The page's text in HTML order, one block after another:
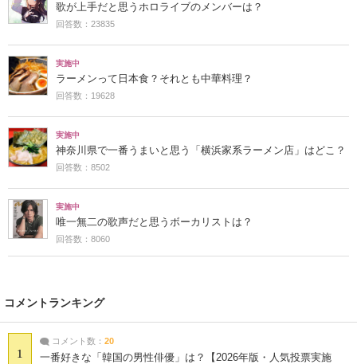
歌が上手だと思うホロライブのメンバーは？
回答数：23835
実施中
ラーメンって日本食？それとも中華料理？
回答数：19628
実施中
神奈川県で一番うまいと思う「横浜家系ラーメン店」はどこ？
回答数：8502
実施中
唯一無二の歌声だと思うボーカリストは？
回答数：8060
コメントランキング
1
コメント数： 20
一番好きな「韓国の男性俳優」は？【2026年版・人気投票実施